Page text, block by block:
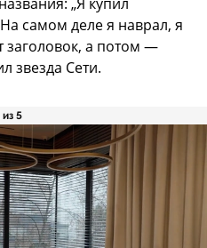
„Я купил
самом деле я наврал, я
заголовок, а потом —
звезда Сети.
из 5